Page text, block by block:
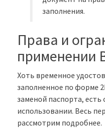
заполнения.
Права и
применении
Хоть временное
заполненное по форме
заменой паспорта, есть
использовании. Весь
рассмотрим подробнее.